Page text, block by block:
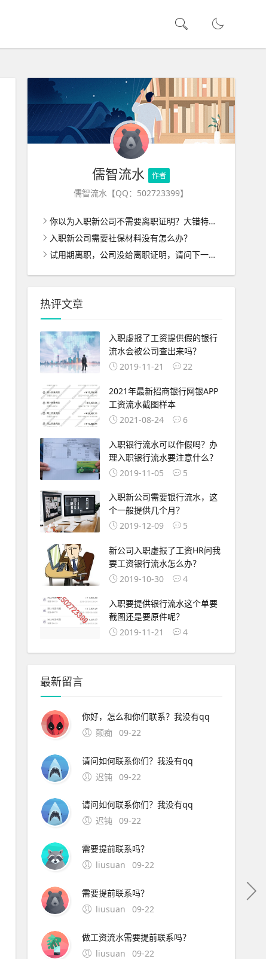
儒智流水 作者
儒智流水【QQ：502723399】
你以为入职新公司不需要离职证明？大错特错！
入职新公司需要社保材料没有怎么办？
试用期离职，公司没给离职证明，请问下一家公司入职怎么办呢？
热评文章
入职虚报了工资提供假的银行
流水会被公司查出来吗？
2019-11-21
22
2021年最新招商银行网银APP
工资流水截图样本
2021-08-24
6
入职银行流水可以作假吗？办
理入职银行流水要注意什么？
2019-11-05
5
入职新公司需要银行流水，这
个一般提供几个月？
2019-12-09
5
新公司入职虚报了工资HR问我
要工资银行流水怎么办？
2019-10-30
4
入职要提供银行流水这个单要
截图还是要原件呢？
2019-11-21
4
最新留言
你好，怎么和你们联系？我没有qq
颠痴 09-22
请问如何联系你们？我没有qq
迟钝 09-22
请问如何联系你们？我没有qq
迟钝 09-22
需要提前联系吗？
liusuan
09-22
需要提前联系吗？
liusuan
09-22
做工资流水需要提前联系吗？
liusuan
09-22